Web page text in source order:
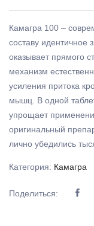
Камагра 100 –
составу идентичное
оказывает прямого
механизм
усиления притока
мышц. В одной
упрощает
оригинальный
лично убедились
Категория: Камагра
Поделиться: